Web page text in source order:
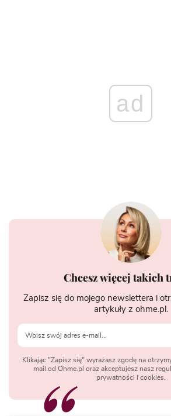
ad
Chcesz więcej takich
Zapisz się do mojego newslettera i
artykuły z ohme.pl.
Klikając "Zapisz się" wyrażasz zgodę na
mail od Ohme.pl oraz akceptujesz nasz
prywatności i cookies.